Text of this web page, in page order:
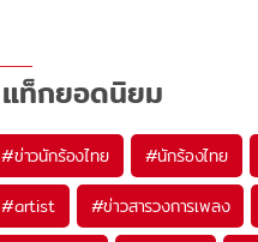
แท็กยอดนิยม
#ข่าวนักร้องไทย #นักร้องไทย
#artist #ข่าวสารวงการเพลง